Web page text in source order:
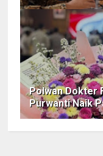
Polwan Dokter
Purwanti Naik